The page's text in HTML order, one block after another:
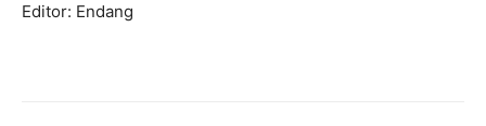
Editor: Endang